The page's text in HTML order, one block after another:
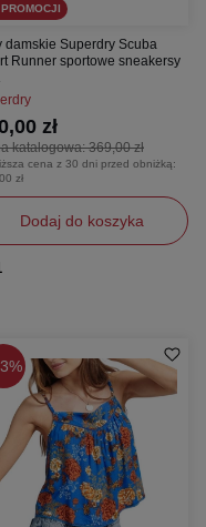
damskie Superdry Scuba
Runner sportowe sneakersy
katalogowa:369,00 zł
zł
cena z 30 dni przed obniżką:
zł
Dodaj do koszyka